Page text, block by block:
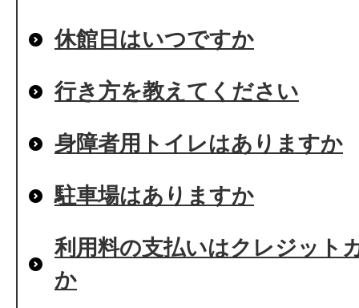
休館日はいつですか
行き方を教えてください
身障者用トイレはありますか
駐車場はありますか
利用料の支払いはクレジット
か